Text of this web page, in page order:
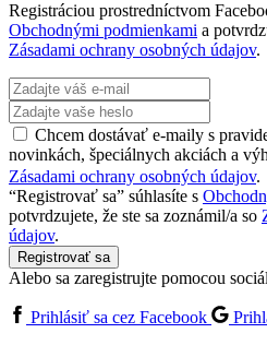
Registráciou prostredníctvom
Obchodnými podmienkami a
Zásadami ochrany osobných údajov.
Chcem dostávať e-maily s
novinkách, špeciálnych akciách a
Zásadami ochrany osobných údajov.
“Registrovať sa” súhlasíte s
potvrdzujete, že ste sa zoznámil/a so
údajov.
Registrovať sa
Alebo sa zaregistrujte pomocou
Prihlásiť sa cez Facebook